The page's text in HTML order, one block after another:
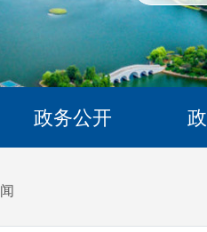
政务公开